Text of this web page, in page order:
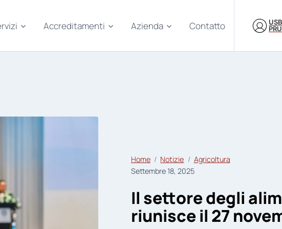
Accreditamenti Azienda Contatto
USB
Home Notizie
Agricoltura
Settembre 18, 2025
Il settore degli
riunisce il 27